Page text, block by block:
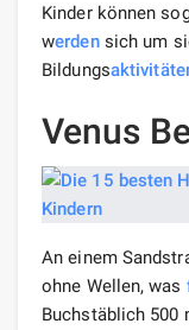
Kinder können
werdensich um
Bildungs
Venus
An einem
ohne Wellen, was
Buchstäblich 500